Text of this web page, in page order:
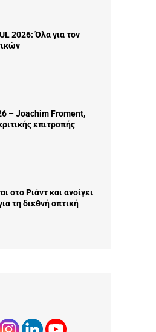
2026: Όλα για τον
– Joachim Froment,
επιτροπής
στο Ριάντ και ανοίγει
τη διεθνή οπτική